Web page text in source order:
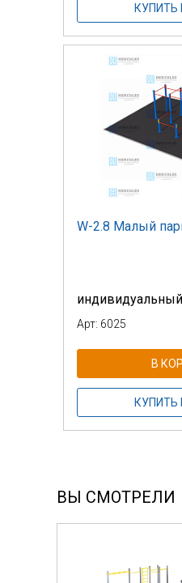
КУПИТЬ
W-2.8 Малый
Арт: 6025
В
КУПИТЬ
ВЫ СМОТРЕЛИ